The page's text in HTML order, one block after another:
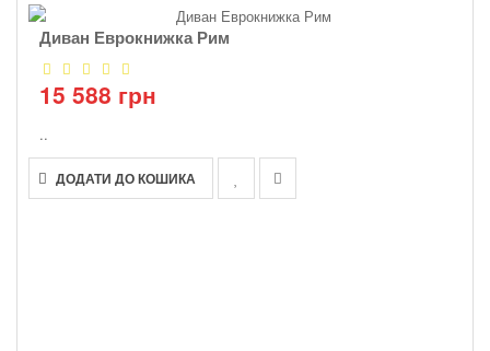
Диван Еврокнижка Рим
15 588 грн
..
ДОДАТИ ДО КОШИКА